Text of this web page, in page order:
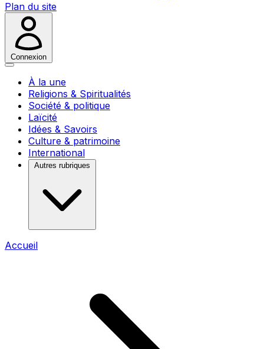
Plan du site
Connexion
À la une
Religions & Spiritualités
Société & politique
Laïcité
Idées & Savoirs
Culture & patrimoine
International
Autres rubriques
Accueil